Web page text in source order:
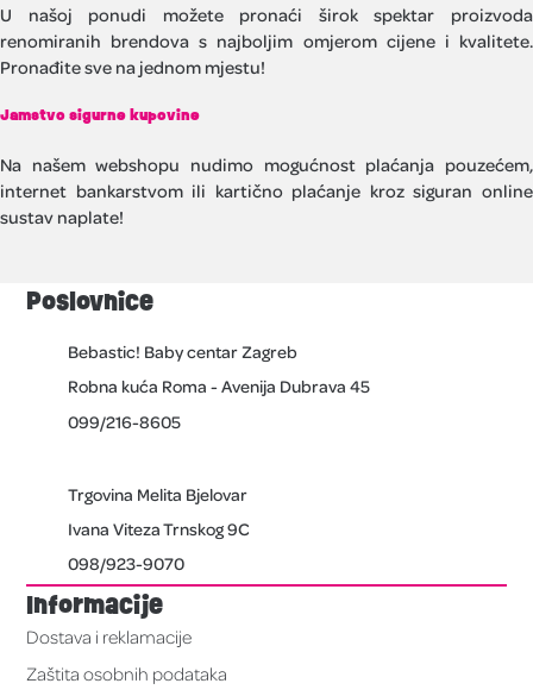
U našoj ponudi možete pronaći širok spektar proizvoda
renomiranih brendova s najboljim omjerom cijene i kvalitete.
Pronađite sve na jednom mjestu!
Jamstvo sigurne kupovine
Na našem webshopu nudimo mogućnost plaćanja pouzećem,
internet bankarstvom ili kartično plaćanje kroz siguran online
sustav naplate!
Poslovnice
Bebastic! Baby centar Zagreb
Robna kuća Roma - Avenija Dubrava 45
099/216-8605
Trgovina Melita Bjelovar
Ivana Viteza Trnskog 9C
098/923-9070
Informacije
Dostava i reklamacije
Zaštita osobnih podataka